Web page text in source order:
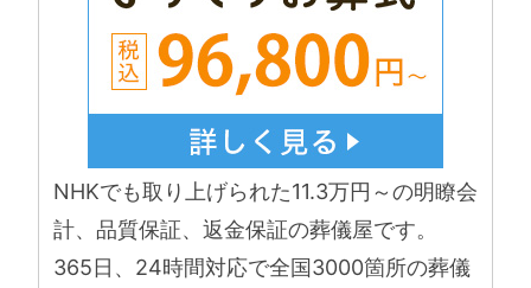
NHKでも取り上げられた11.3万円～の明瞭会
計、品質保証、返金保証の葬儀屋です。
365日、24時間対応で全国3000箇所の葬儀